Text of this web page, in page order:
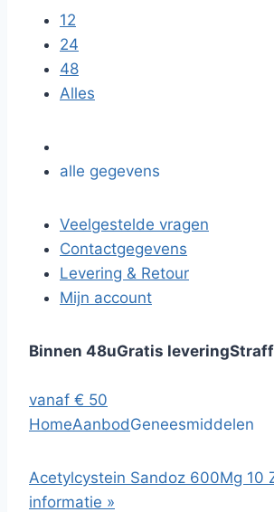
12
24
48
Alles
alle gegevens
Veelgestelde vragen
Contactgegevens
Levering & Retour
Mijn account
Binnen 48uGratis levering
vanaf € 50
HomeAanbodGeneesmiddelen
Acetylcystein Sandoz 600Mg 10
informatie »